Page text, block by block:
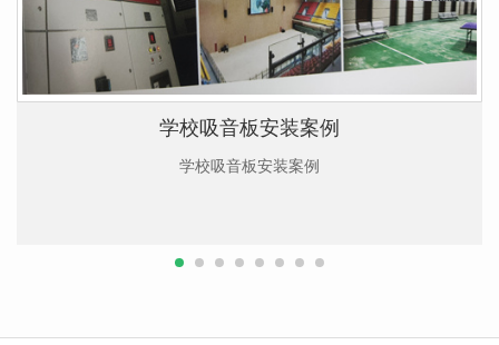
学校吸音板安装案例
学校吸音板安装案例